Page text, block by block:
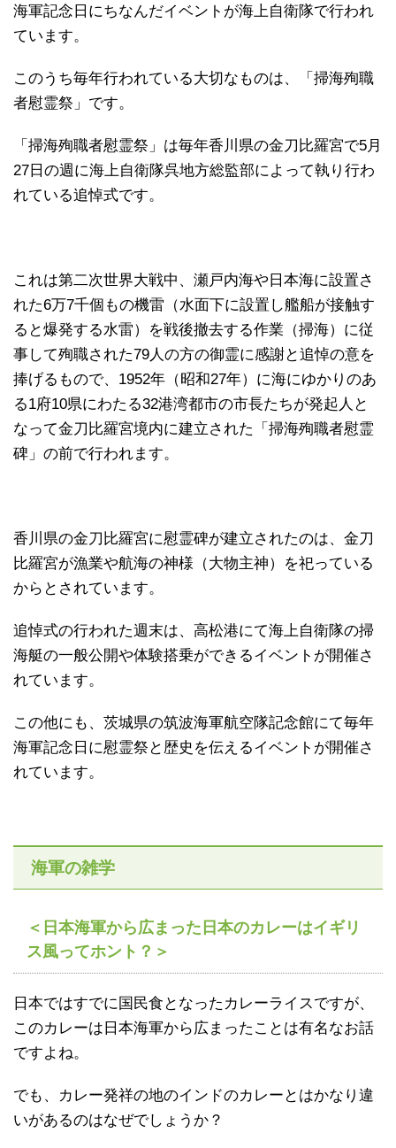
海軍記念日にちなんだイベントが海上自衛隊で行われ
ています。
このうち毎年行われている大切なものは、「掃海殉職
者慰霊祭」です。
「掃海殉職者慰霊祭」は毎年香川県の金刀比羅宮で5月
27日の週に海上自衛隊呉地方総監部によって執り行わ
れている追悼式です。
これは第二次世界大戦中、瀬戸内海や日本海に設置さ
れた6万7千個もの機雷（水面下に設置し艦船が接触す
ると爆発する水雷）を戦後撤去する作業（掃海）に従
事して殉職された79人の方の御霊に感謝と追悼の意を
捧げるもので、1952年（昭和27年）に海にゆかりのあ
る1府10県にわたる32港湾都市の市長たちが発起人と
なって金刀比羅宮境内に建立された「掃海殉職者慰霊
碑」の前で行われます。
香川県の金刀比羅宮に慰霊碑が建立されたのは、金刀
比羅宮が漁業や航海の神様（大物主神）を祀っている
からとされています。
追悼式の行われた週末は、高松港にて海上自衛隊の掃
海艇の一般公開や体験搭乗ができるイベントが開催さ
れています。
この他にも、茨城県の筑波海軍航空隊記念館にて毎年
海軍記念日に慰霊祭と歴史を伝えるイベントが開催さ
れています。
海軍の雑学
＜日本海軍から広まった日本のカレーはイギリ
ス風ってホント？＞
日本ではすでに国民食となったカレーライスですが、
このカレーは日本海軍から広まったことは有名なお話
ですよね。
でも、カレー発祥の地のインドのカレーとはかなり違
いがあるのはなぜでしょうか？